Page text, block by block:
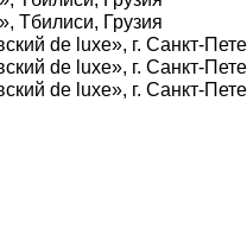
Тбилиси, Грузия
de luxe», г. Санкт-
de luxe», г. Санкт-
de luxe», г. Санкт-